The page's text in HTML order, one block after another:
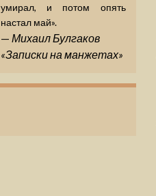
умирал, и потом опять
настал май».
— Михаил Булгаков
«Записки на манжетах»